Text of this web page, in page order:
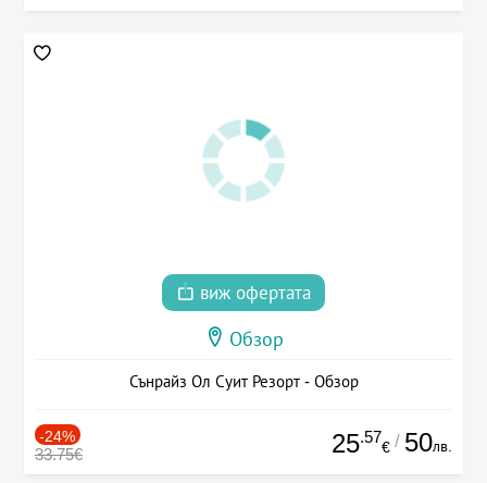
виж офертата
Обзор
Сънрайз Ол Суит Резорт - Обзор
-24%
33.75€ 25.57
€ / 50лв.